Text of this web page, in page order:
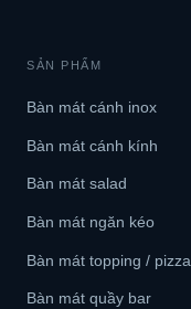
SẢN PHẨM
Bàn mát cánh inox
Bàn mát cánh kính
Bàn mát salad
Bàn mát ngăn kéo
Bàn mát topping / pizza
Bàn mát quầy bar